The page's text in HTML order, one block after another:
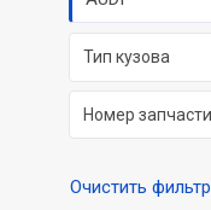
Тип кузова
Очистить фильтр